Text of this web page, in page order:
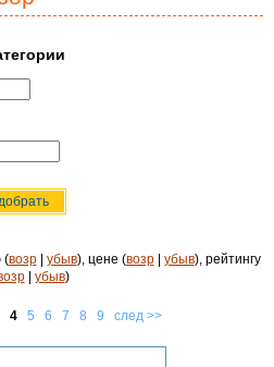
(возр| убыв), цене (возр| убыв), рейтингу
| убыв)
4 5 6 7 8 9 след >>